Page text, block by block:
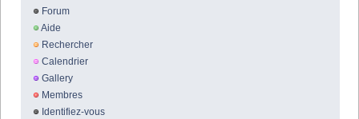
Forum
Aide
Rechercher
Calendrier
Gallery
Membres
Identifiez-vous